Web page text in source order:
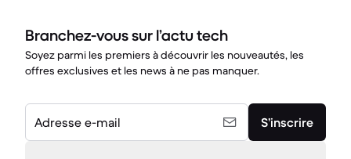
Branchez-vous sur l’actu tech
Soyez parmi les premiers à découvrir les nouveautés, les
offres exclusives et les news à ne pas manquer.
Adresse e-mail S’inscrire